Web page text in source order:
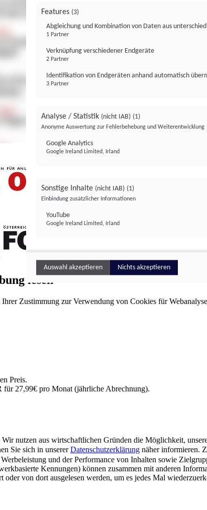
FONDS professionell
lesen
Zustimmung zur Verwendung von Cookies für
Preis.
für 27,99€ pro Monat (jährliche Abrechnung).
nutzen aus wirtschaftlichen Gründen die Möglichkeit,
Sie sich in unsererDatenschutzerklärung näher informieren.
und der Performance von Inhalten sowie
Kennungen) können zusammen mit anderen
oder von dort ausgelesen werden, um es jedes Mal
Features (3)
Abgleichung und Kombination von Daten aus
1 Partner
Verknüpfung verschiedener Endgeräte
2 Partner
Identifikation von Endgeräten anhand automatisch
3 Partner
Analyse / Statistik (nicht IAB) (1)
Anonyme Auswertung zur Fehlerbehebung und Weiterentwicklung
Google Analytics
Google Ireland Limited, Irland
Sonstige Inhalte (nicht IAB) (1)
Einbindung zusätzlicher Informationen
YouTube
Google Ireland Limited, Irland
Auswahl akzeptieren Nichts akzeptieren